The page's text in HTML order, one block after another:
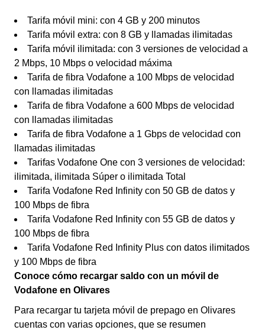
Tarifa móvil mini: con 4 GB y 200 minutos
Tarifa móvil extra: con 8 GB y llamadas ilimitadas
Tarifa móvil ilimitada: con 3 versiones de velocidad a
2 Mbps, 10 Mbps o velocidad máxima
Tarifa de fibra Vodafone a 100 Mbps de velocidad
con llamadas ilimitadas
Tarifa de fibra Vodafone a 600 Mbps de velocidad
con llamadas ilimitadas
Tarifa de fibra Vodafone a 1 Gbps de velocidad con
llamadas ilimitadas
Tarifas Vodafone One con 3 versiones de velocidad:
ilimitada, ilimitada Súper o ilimitada Total
Tarifa Vodafone Red Infinity con 50 GB de datos y
100 Mbps de fibra
Tarifa Vodafone Red Infinity con 55 GB de datos y
100 Mbps de fibra
Tarifa Vodafone Red Infinity Plus con datos ilimitados
y 100 Mbps de fibra
Conoce cómo recargar saldo con un móvil de
Vodafone en Olivares
Para recargar tu tarjeta móvil de prepago en Olivares
cuentas con varias opciones, que se resumen